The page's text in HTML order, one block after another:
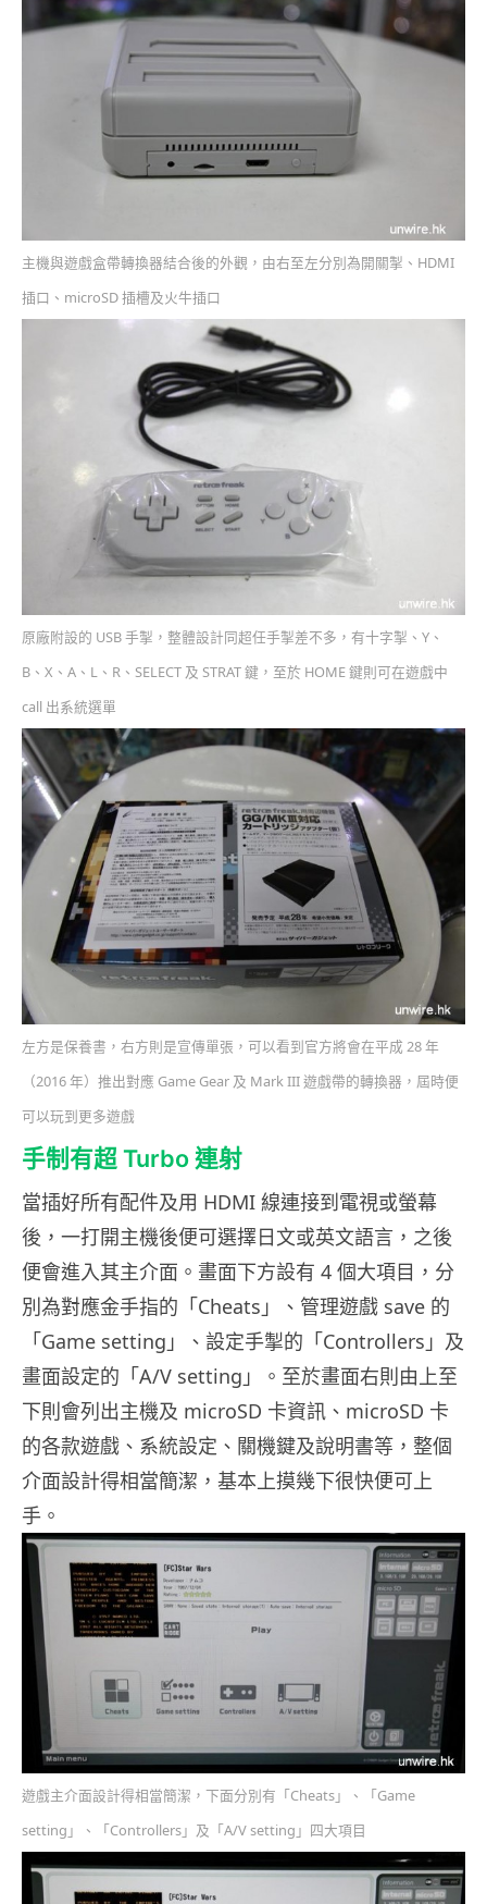
主機與遊戲盒帶轉換器結合後的外觀，由右至左分別為開關掣、HDMI
插口、microSD 插槽及火牛插口
原廠附設的 USB 手掣，整體設計同超任手掣差不多，有十字掣、Y、
B、X、A、L、R、SELECT 及 STRAT 鍵，至於 HOME 鍵則可在遊戲中
call 出系統選單
左方是保養書，右方則是宣傳單張，可以看到官方將會在平成 28 年
（2016 年）推出對應 Game Gear 及 Mark III 遊戲帶的轉換器，屆時便
可以玩到更多遊戲
手制有超 Turbo 連射
當插好所有配件及用 HDMI 線連接到電視或螢幕
後，一打開主機後便可選擇日文或英文語言，之後
便會進入其主介面。畫面下方設有 4 個大項目，分
別為對應金手指的「Cheats」、管理遊戲 save 的
「Game setting」、設定手掣的「Controllers」及
畫面設定的「A/V setting」。至於畫面右則由上至
下則會列出主機及 microSD 卡資訊、microSD 卡
的各款遊戲、系統設定、關機鍵及說明書等，整個
介面設計得相當簡潔，基本上摸幾下很快便可上
手。
遊戲主介面設計得相當簡潔，下面分別有「Cheats」、「Game
setting」、「Controllers」及「A/V setting」四大項目